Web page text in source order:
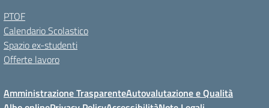
PTOF
Calendario Scolastico
Spazio ex-studenti
Offerte lavoro
Amministrazione TrasparenteAutovalutazione e Qualità